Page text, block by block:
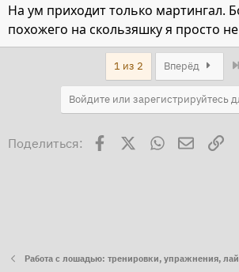
На ум приходит только мартингал.
похожего на скользяшку я просто
1 из 2 Вперёд
Войдите или зарегистрируйтесь
Поделиться: Facebook WhatsApp
Работа с лошадью: тренировки, упражнения,